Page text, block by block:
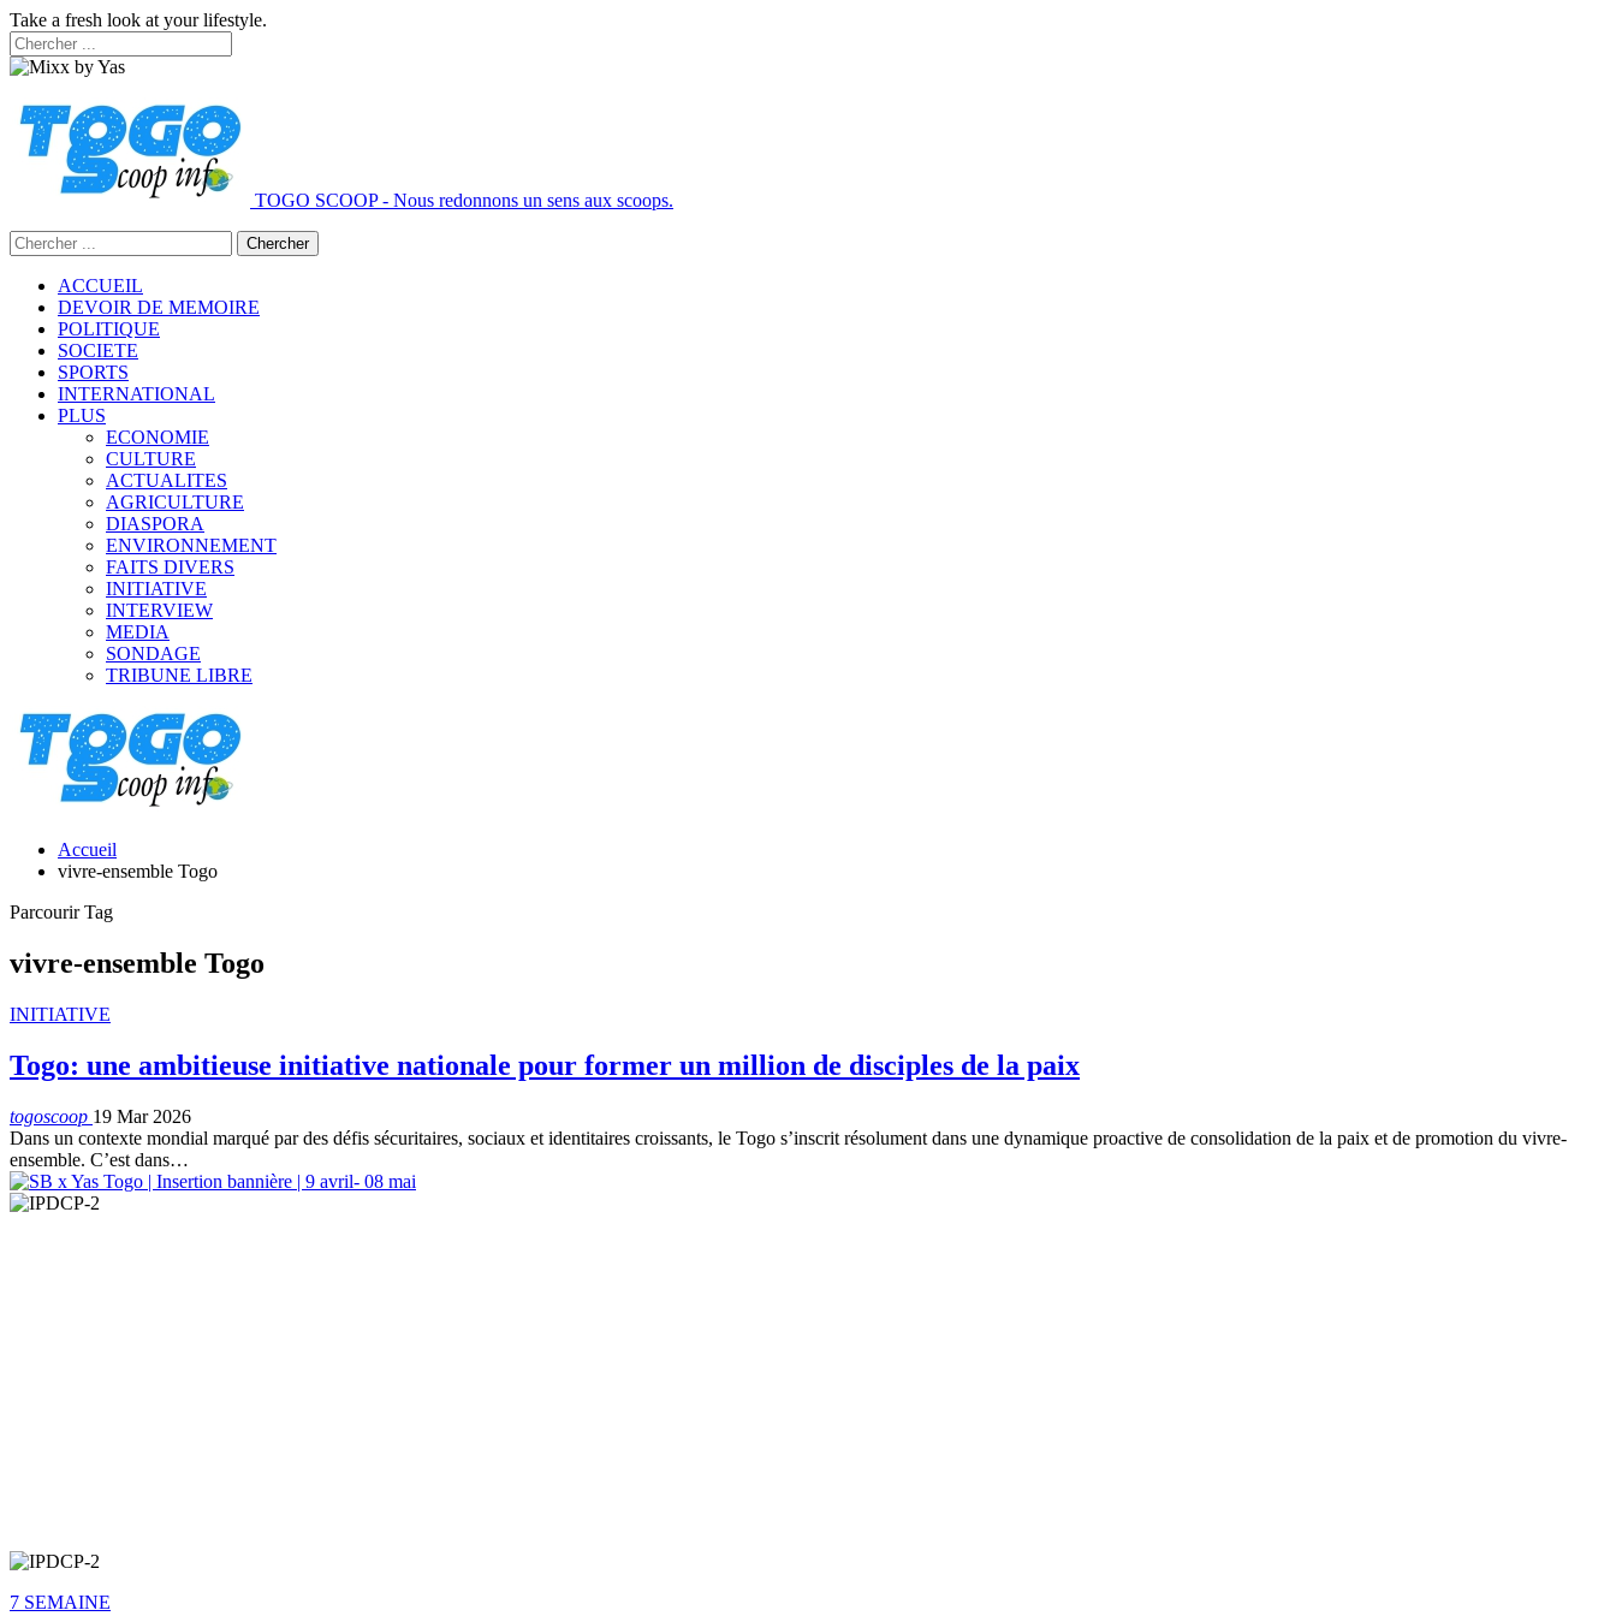
Take a fresh look at your lifestyle.
TOGO SCOOP - Nous redonnons un sens aux scoops.
ACCUEIL
DEVOIR DE MEMOIRE
POLITIQUE
SOCIETE
SPORTS
INTERNATIONAL
PLUS
ECONOMIE
CULTURE
ACTUALITES
AGRICULTURE
DIASPORA
ENVIRONNEMENT
FAITS DIVERS
INITIATIVE
INTERVIEW
MEDIA
SONDAGE
TRIBUNE LIBRE
Accueil
vivre-ensemble Togo
Parcourir Tag
vivre-ensemble Togo
INITIATIVE
Togo: une ambitieuse initiative nationale pour former un million de disciples de la paix
togoscoop 19 Mar 2026
Dans un contexte mondial marqué par des défis sécuritaires, sociaux et identitaires croissants, le Togo s’inscrit résolument dans une dynamique proactive de consolidation de la paix et de promotion du vivre-
ensemble. C’est dans…
7 SEMAINE